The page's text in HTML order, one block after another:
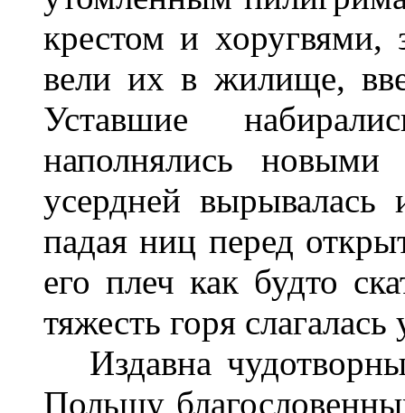
крестом и хоругвями,
вели их в жилище,
Уставшие
наполнялись
усердней
падая ниц перед
его плеч как будто
тяжесть горя
Издавна
Польшу